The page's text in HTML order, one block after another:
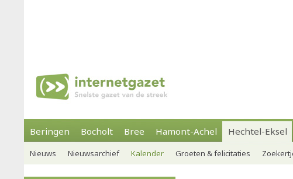
Beringen Bocholt Bree Hamont-Achel Hechtel-Eksel
Nieuws Nieuwsarchief Kalender Groeten & felicitaties